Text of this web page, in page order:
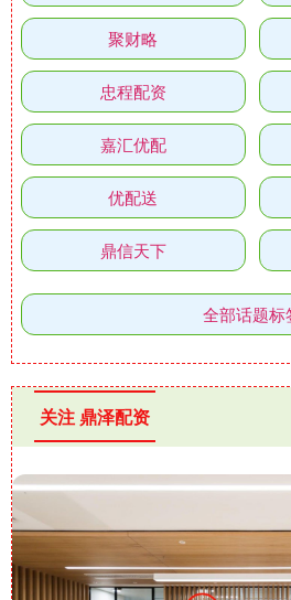
聚财略
忠程配资
嘉汇优配
优配送
鼎信天下
全部话题标
关注 鼎泽配资